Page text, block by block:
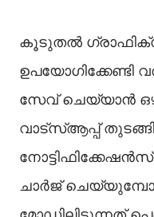
കൂടുതൽ
ഉപയോഗിക്കേണ്ടി
സേവ് ചെയ്യാൻ
വാട്‌സ്ആപ്പ്
ചാർജ്